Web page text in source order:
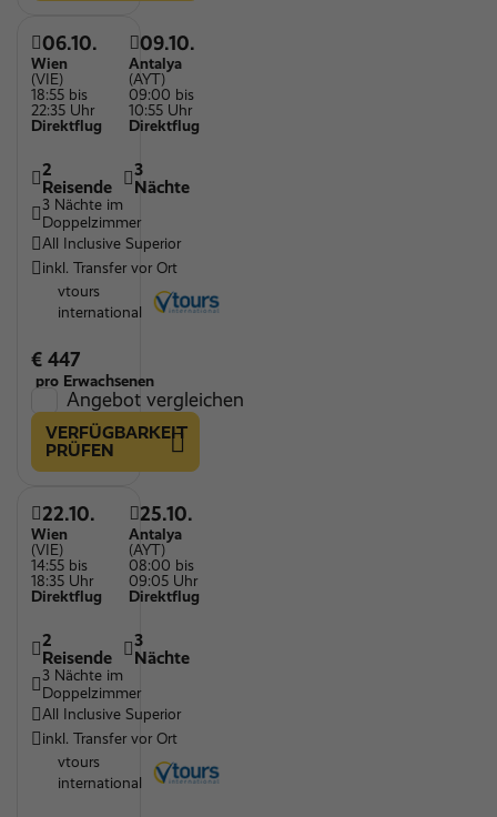
06.10.
Wien
(VIE)
18:55 bis
22:35 Uhr
Direktflug
09.10.
Antalya
(AYT)
09:00 bis
10:55 Uhr
Direktflug
2
Reisende
3
Nächte
3 Nächte im
Doppelzimmer
All Inclusive Superior
inkl. Transfer vor Ort
vtours
international
€ 447
pro Erwachsenen
Angebot vergleichen
VERFÜGBARKEIT
PRÜFEN
22.10.
Wien
(VIE)
14:55 bis
18:35 Uhr
Direktflug
25.10.
Antalya
(AYT)
08:00 bis
09:05 Uhr
Direktflug
2
Reisende
3
Nächte
3 Nächte im
Doppelzimmer
All Inclusive Superior
inkl. Transfer vor Ort
vtours
international